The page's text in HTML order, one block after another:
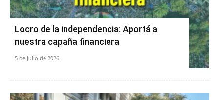
Locro de la independencia: Aportá a
nuestra capaña financiera
5 de julio de 2026